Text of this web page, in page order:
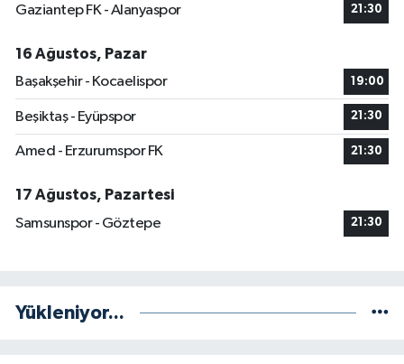
Gaziantep FK - Alanyaspor 21:30
16 Ağustos, Pazar
Başakşehir - Kocaelispor
19:00
Beşiktaş - Eyüpspor 21:30
Amed - Erzurumspor FK 21:30
17 Ağustos, Pazartesi
Samsunspor - Göztepe
21:30
Yükleniyor...